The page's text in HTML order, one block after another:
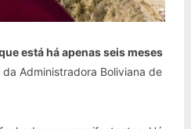
está há apenas seis meses
Administradora Boliviana de